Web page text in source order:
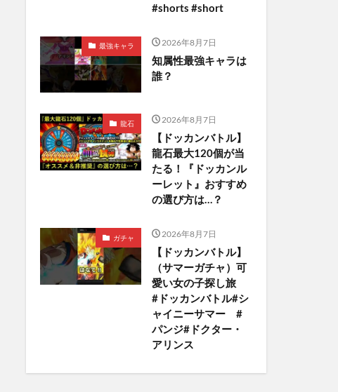
#shorts #short
最強キャラ 2026年8月7日
知属性最強キャラは
誰？
龍石 2026年8月7日
【ドッカンバトル】
龍石最大120個が当
たる！『ドッカンル
ーレット』おすすめ
の選び方は…？
ガチャ 2026年8月7日
【ドッカンバトル】
（サマーガチャ）可
愛い女の子探し旅
#ドッカンバトル#シ
ャイニーサマー #
パンジ#ドクター・
アリンス